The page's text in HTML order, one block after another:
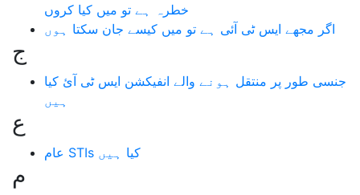
خطرہ ہے تو میں کیا کروں
اگر مجھے ایس ٹی آئی ہے تو میں کیسے جان سکتا ہوں
ج
جنسی طور پر منتقل ہونے والے انفیکشن ایس ٹی آئ کیا
ہیں
ع
عام STIs کیا ہیں
م